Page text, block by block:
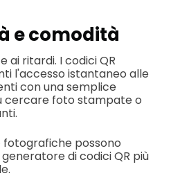
e comodità
ai ritardi. I codici QR
l'accesso istantaneo alle
con una semplice
cercare foto stampate o
fotografiche possono
di codici QR più